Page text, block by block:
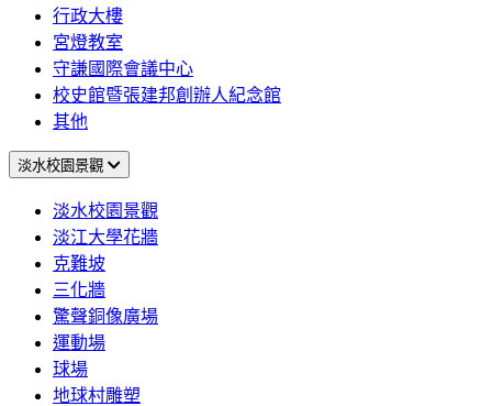
行政大樓
宮燈教室
守謙國際會議中心
校史館暨張建邦創辦人紀念館
其他
淡水校園景觀
淡水校園景觀
淡江大學花牆
克難坡
三化牆
驚聲銅像廣場
運動場
球場
地球村雕塑